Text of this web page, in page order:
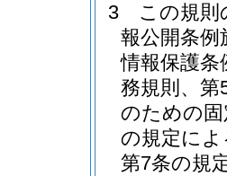
3
この規則
報公開条例
情報保護条
務規則、第
のための
の規定によ
第7条の規